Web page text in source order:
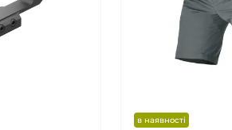
в наявності